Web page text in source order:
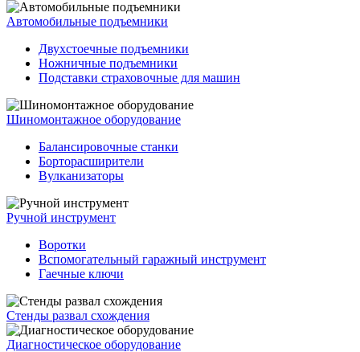
Автомобильные подъемники
Двухстоечные подъемники
Ножничные подъемники
Подставки страховочные для машин
Шиномонтажное оборудование
Балансировочные станки
Борторасширители
Вулканизаторы
Ручной инструмент
Воротки
Вспомогательный гаражный инструмент
Гаечные ключи
Стенды развал схождения
Диагностическое оборудование